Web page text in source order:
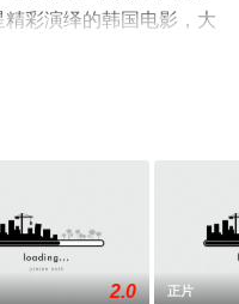
彩演绎的韩国电影，大
免费观看高清无删减完
2.0 正片